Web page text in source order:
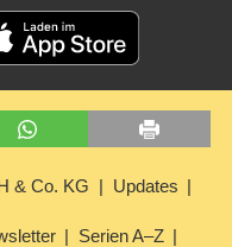
& Co. KG Updates
Serien A–Z